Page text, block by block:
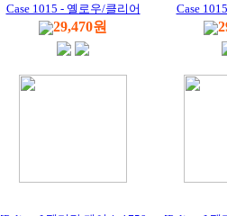
Case 1015 - 옐로우/클리어
29,470원
Case